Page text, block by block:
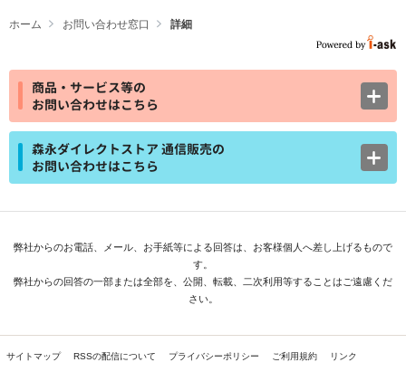
ホーム お問い合わせ窓口 詳細
商品・サービス等の
お問い合わせはこちら
森永ダイレクトストア 通信販売の
お問い合わせはこちら
弊社からのお電話、メール、お手紙等による回答は、お客様個人へ差し上げるもので
す。
弊社からの回答の一部または全部を、公開、転載、二次利用等することはご遠慮くだ
さい。
サイトマップ RSSの配信について プライバシーポリシー ご利用規約 リンク